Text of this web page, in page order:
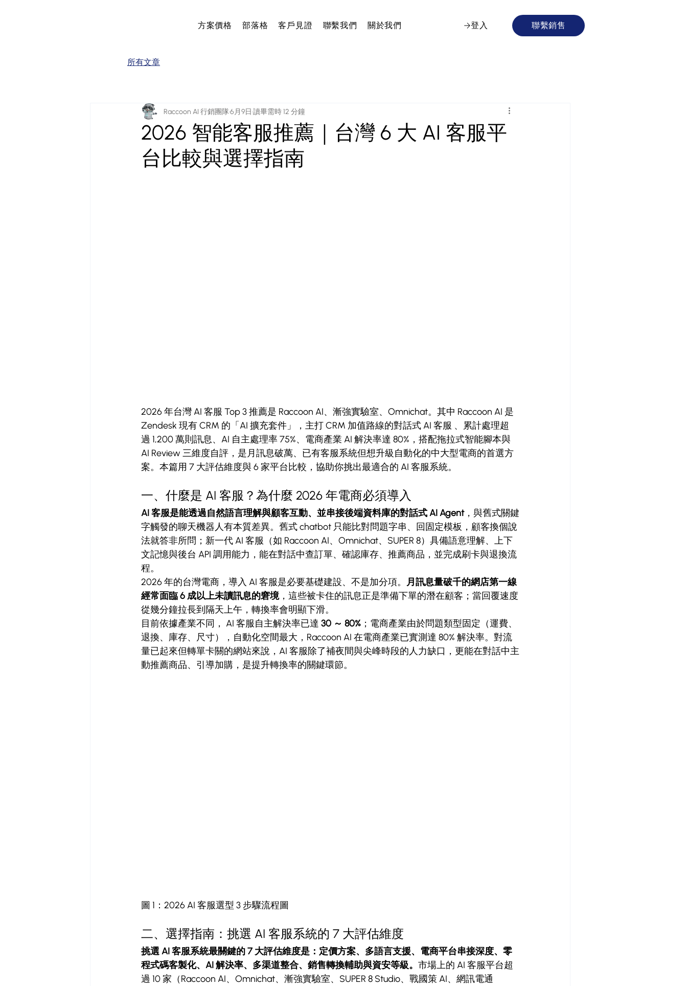
方案價格 部落格 客戶見證 聯繫我們 關於我們 登入 聯繫銷售
2026 智能客服推薦｜台灣 6 大 AI 客服平
台比較與選擇指南
Raccoon AI 行銷團隊6月9日 讀畢需時 12 分鐘
2026 年台灣 AI 客服 Top 3 推薦是 Raccoon AI、漸強實驗室、Omnichat。其中 Raccoon AI 是
Zendesk 現有 CRM 的「AI 擴充套件」，主打 CRM 加值路線的對話式 AI 客服 、累計處理超
過 1,200 萬則訊息、AI 自主處理率 75%、電商產業 AI 解決率達 80%，搭配拖拉式智能腳本與
AI Review 三維度自評，是月訊息破萬、已有客服系統但想升級自動化的中大型電商的首選方
案。本篇用 7 大評估維度與 6 家平台比較，協助你挑出最適合的 AI 客服系統。
一、什麼是 AI 客服？為什麼 2026 年電商必須導入
AI 客服是能透過自然語言理解與顧客互動、並串接後端資料庫的對話式 AI Agent，與舊式關鍵
字觸發的聊天機器人有本質差異。舊式 chatbot 只能比對問題字串、回固定模板，顧客換個說
法就答非所問；新一代 AI 客服（如 Raccoon AI、Omnichat、SUPER 8）具備語意理解、上下
文記憶與後台 API 調用能力，能在對話中查訂單、確認庫存、推薦商品，並完成刷卡與退換流
程。
2026 年的台灣電商，導入 AI 客服是必要基礎建設、不是加分項。 月訊息量破千的網店第一線
經常面臨 6 成以上未讀訊息的窘境，這些被卡住的訊息正是準備下單的潛在顧客；當回覆速度
從幾分鐘拉長到隔天上午，轉換率會明顯下滑。
目前依據產業不同， AI 客服自主解決率已達 30 ～ 80%；電商產業由於問題類型固定（運費、
退換、庫存、尺寸），自動化空間最大，Raccoon AI 在電商產業已實測達 80% 解決率。對流
量已起來但轉單卡關的網站來說，AI 客服除了補夜間與尖峰時段的人力缺口，更能在對話中主
動推薦商品、引導加購，是提升轉換率的關鍵環節。
圖 1：2026 AI 客服選型 3 步驟流程圖
二、選擇指南：挑選 AI 客服系統的 7 大評估維度
挑選 AI 客服系統最關鍵的 7 大評估維度是：定價方案、多語言支援、電商平台串接深度、零
程式碼客製化、AI 解決率、多渠道整合、銷售轉換輔助與資安等級。 市場上的 AI 客服平台超
過 10 家（Raccoon AI、Omnichat、漸強實驗室、SUPER 8 Studio、戰國策 AI、網訊電通
所有文章